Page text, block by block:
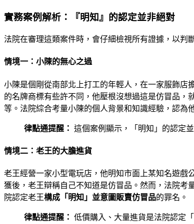
實務案例解析：『明知』的認定並非絕對
法院在審理這類案件時，會仔細檢視所有證據，以判
情境一：小陳的無心之過
小陳是個剛從南部北上打工的年輕人，在一家服飾店
的名牌商標有些許不同，他壓根沒想過這是仿冒品
等。法院綜合考量小陳的個人背景和知識經驗，認為
律點通提醒： 這個案例顯示，「明知」的認定
情境二：老王的大膽進貨
老王經營一家小型電玩店，他明知市面上某知名遊戲
獲後，老王辯稱自己不知道是仿冒品。然而，法院考
院認定老王構成「明知」並意圖販賣仿冒品的罪名。
律點通提醒： 低價購入、大量進貨是法院認定